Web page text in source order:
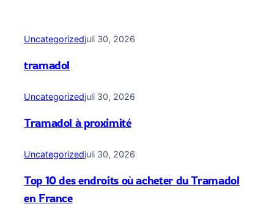
Uncategorizedjuli 30, 2026
tramadol
Uncategorizedjuli 30, 2026
Tramadol à proximité
Uncategorizedjuli 30, 2026
Top 10 des endroits où acheter du Tramadol
en France